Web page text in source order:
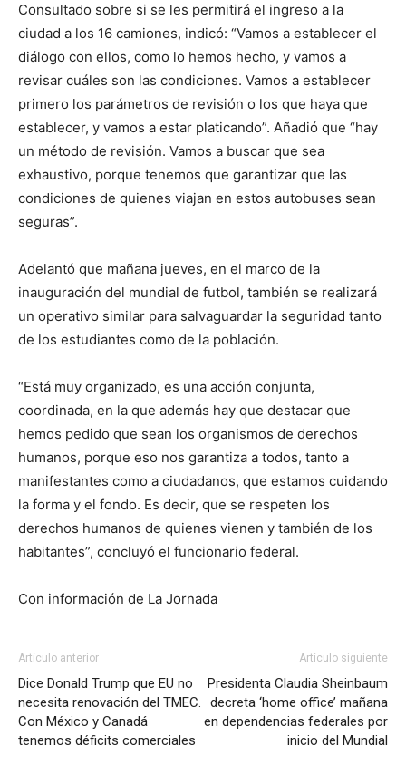
Consultado sobre si se les permitirá el ingreso a la
ciudad a los 16 camiones, indicó: “Vamos a establecer el
diálogo con ellos, como lo hemos hecho, y vamos a
revisar cuáles son las condiciones. Vamos a establecer
primero los parámetros de revisión o los que haya que
establecer, y vamos a estar platicando”. Añadió que “hay
un método de revisión. Vamos a buscar que sea
exhaustivo, porque tenemos que garantizar que las
condiciones de quienes viajan en estos autobuses sean
seguras”.
Adelantó que mañana jueves, en el marco de la
inauguración del mundial de futbol, también se realizará
un operativo similar para salvaguardar la seguridad tanto
de los estudiantes como de la población.
“Está muy organizado, es una acción conjunta,
coordinada, en la que además hay que destacar que
hemos pedido que sean los organismos de derechos
humanos, porque eso nos garantiza a todos, tanto a
manifestantes como a ciudadanos, que estamos cuidando
la forma y el fondo. Es decir, que se respeten los
derechos humanos de quienes vienen y también de los
habitantes”, concluyó el funcionario federal.
Con información de La Jornada
Artículo anterior
Dice Donald Trump que EU no
necesita renovación del TMEC.
Con México y Canadá
tenemos déficits comerciales
Artículo siguiente
Presidenta Claudia Sheinbaum
decreta ‘home office’ mañana
en dependencias federales por
inicio del Mundial